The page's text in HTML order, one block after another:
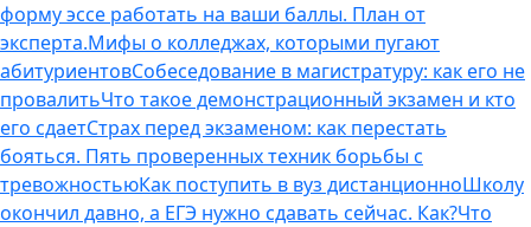
форму эссе работать на ваши баллы. План от
эксперта.Мифы о колледжах, которыми пугают
абитуриентовСобеседование в магистратуру: как его не
провалитьЧто такое демонстрационный экзамен и кто
его сдаетСтрах перед экзаменом: как перестать
бояться. Пять проверенных техник борьбы с
тревожностьюКак поступить в вуз дистанционноШколу
окончил давно, а ЕГЭ нужно сдавать сейчас. Как?Что